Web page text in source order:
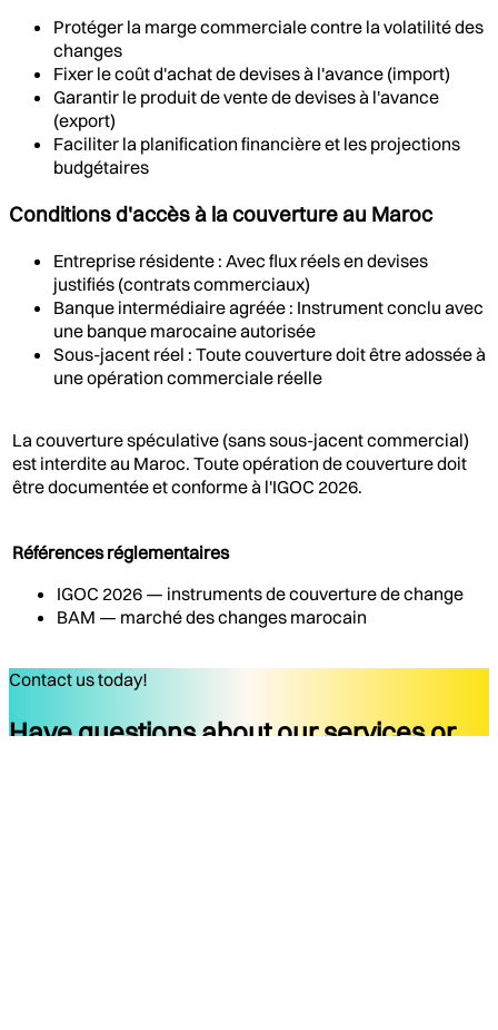
Protéger la marge commerciale contre la volatilité des
changes
Fixer le coût d'achat de devises à l'avance (import)
Garantir le produit de vente de devises à l'avance
(export)
Faciliter la planification financière et les projections
budgétaires
Conditions d'accès à la couverture au Maroc
Entreprise résidente : Avec flux réels en devises
justifiés (contrats commerciaux)
Banque intermédiaire agréée : Instrument conclu avec
une banque marocaine autorisée
Sous-jacent réel : Toute couverture doit être adossée à
une opération commerciale réelle
La couverture spéculative (sans sous-jacent commercial)
est interdite au Maroc. Toute opération de couverture doit
être documentée et conforme à l'IGOC 2026.
Références réglementaires
IGOC 2026 — instruments de couverture de change
BAM — marché des changes marocain
Contact us today!
Have questions about our services or